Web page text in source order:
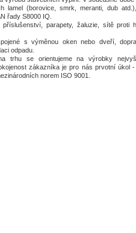
lamel (borovice, smrk, meranti, dub
řady S8000 IQ.
parapety, žaluzie, sítě proti
s výměnou oken nebo dveří,
odpadu.
trhu se orientujeme na výrobky
zákazníka je pro nás prvotní úkol
norem ISO 9001.